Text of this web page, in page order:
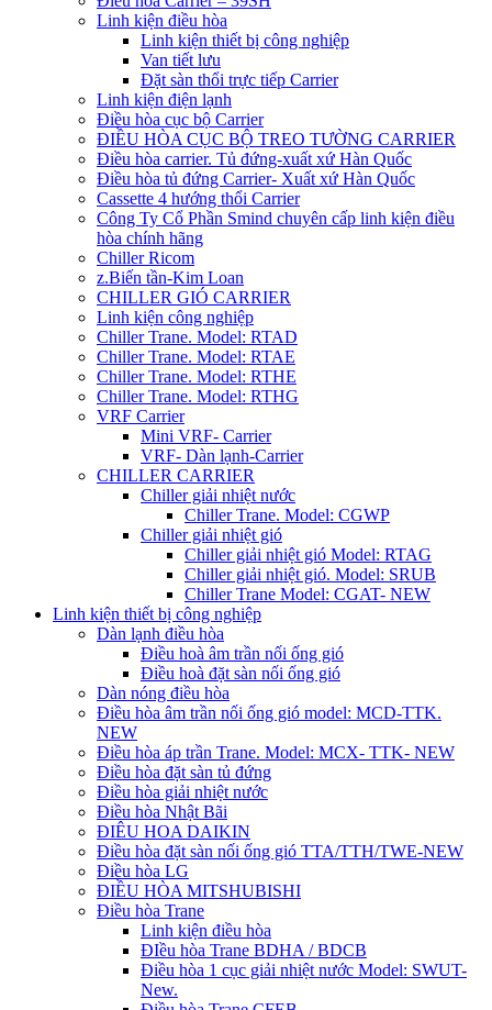
Linh kiện điều hòa
Linh kiện thiết bị công nghiệp
Van tiết lưu
Đặt sàn thổi trực tiếp Carrier
Linh kiện điện lạnh
Điều hòa cục bộ Carrier
ĐIỀU HÒA CỤC BỘ TREO TƯỜNG CARRIER
Điều hòa carrier. Tủ đứng-xuất xứ Hàn Quốc
Điều hòa tủ đứng Carrier- Xuất xứ Hàn Quốc
Cassette 4 hướng thổi Carrier
Công Ty Cổ Phần Smind chuyên cấp linh kiện điều
hòa chính hãng
Chiller Ricom
z.Biến tần-Kim Loan
CHILLER GIÓ CARRIER
Linh kiện công nghiệp
Chiller Trane. Model: RTAD
Chiller Trane. Model: RTAE
Chiller Trane. Model: RTHE
Chiller Trane. Model: RTHG
VRF Carrier
Mini VRF- Carrier
VRF- Dàn lạnh-Carrier
CHILLER CARRIER
Chiller giải nhiệt nước
Chiller Trane. Model: CGWP
Chiller giải nhiệt gió
Chiller giải nhiệt gió Model: RTAG
Chiller giải nhiệt gió. Model: SRUB
Chiller Trane Model: CGAT- NEW
Linh kiện thiết bị công nghiệp
Dàn lạnh điều hòa
Điều hoà âm trần nối ống gió
Điều hoà đặt sàn nối ống gió
Dàn nóng điều hòa
Điều hòa âm trần nối ống gió model: MCD-TTK.
NEW
Điều hòa áp trần Trane. Model: MCX- TTK- NEW
Điều hòa đặt sàn tủ đứng
Điều hòa giải nhiệt nước
Điều hòa Nhật Bãi
ĐIÊU HOA DAIKIN
Điều hòa đặt sàn nối ống gió TTA/TTH/TWE-NEW
Điều hòa LG
ĐIỀU HÒA MITSHUBISHI
Điều hòa Trane
Linh kiện điều hòa
ĐIều hòa Trane BDHA / BDCB
Điều hòa 1 cục giải nhiệt nước Model: SWUT-
New.